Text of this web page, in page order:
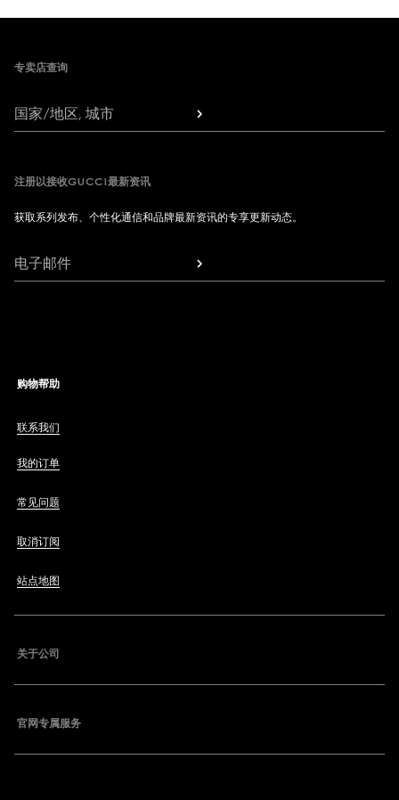
专卖店查询
国家/地区, 城市
注册以接收GUCCI最新资讯
获取系列发布、个性化通信和品牌最新资讯的专享更新动态。
电子邮件
购物帮助
联系我们
我的订单
常见问题
取消订阅
站点地图
关于公司
官网专属服务